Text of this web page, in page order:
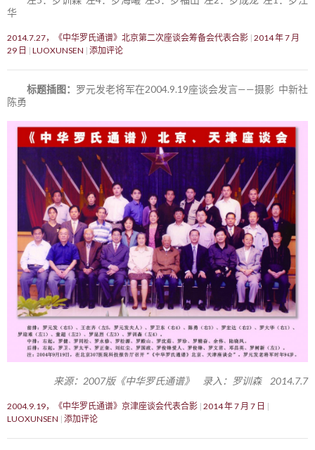
华
2014.7.27，《中华罗氏通谱》北京第二次座谈会筹备会代表合影 2014 年 7 月
29 日
LUOXUNSEN 添加评论
标题插图： 罗元发老将军在2004.9.19座谈会发言——摄影 中新社
陈勇
来源：2007版《中华罗氏通谱》 录入：罗训森 2014.7.7
2004.9.19，《中华罗氏通谱》京津座谈会代表合影 2014 年 7 月 7 日
LUOXUNSEN 添加评论